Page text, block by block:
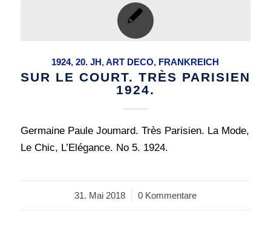
1924,20. JH,ART DECO, FRANKREICH
SUR LE COURT. TRÈS PARISIEN
1924.
Germaine Paule Joumard. Très Parisien. La Mode,
Le Chic, L’Elégance. No 5. 1924.
31. Mai 2018
/ 0 Kommentare